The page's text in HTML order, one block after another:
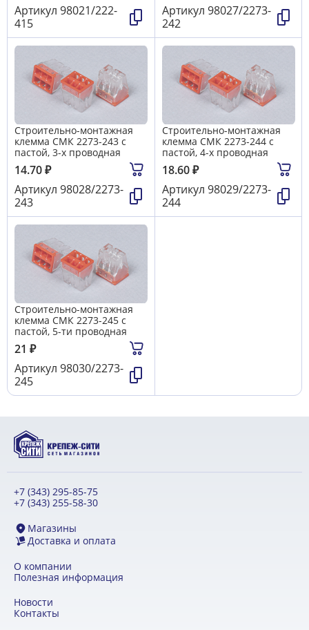
Артикул 98021/222-
415
Артикул 98027/2273-
242
Строительно-монтажная
клемма СМК 2273-243 с
пастой, 3-х проводная
14.70₽
Артикул 98028/2273-
243
Строительно-монтажная
клемма СМК 2273-244 с
пастой, 4-х проводная
18.60₽
Артикул 98029/2273-
244
Строительно-монтажная
клемма СМК 2273-245 с
пастой, 5-ти проводная
21 ₽
Артикул 98030/2273-
245
+7 (343) 295-85-75
+7 (343) 255-58-30
Магазины
Доставка и оплата
О компании
Полезная информация
Новости
Контакты